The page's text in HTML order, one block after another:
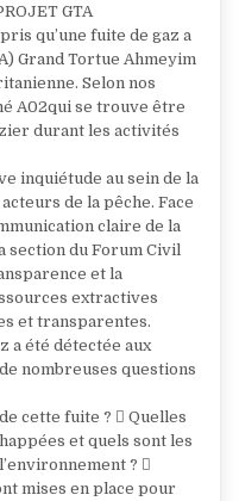
GTA
qu’une fuite de gaz a
Grand Tortue Ahmeyim
Selon nos
A02qui se trouve être
durant les activités
inquiétude au sein de la
de la pêche. Face
claire de la
section du Forum Civil
et la
extractives
et transparentes.
a été détectée aux
nombreuses questions
cette fuite ?  Quelles
et quels sont les
? 
mises en place pour